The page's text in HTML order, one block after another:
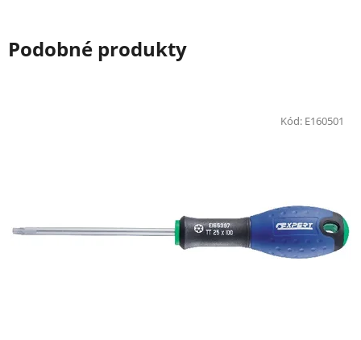
Podobné produkty
Kód: E160501